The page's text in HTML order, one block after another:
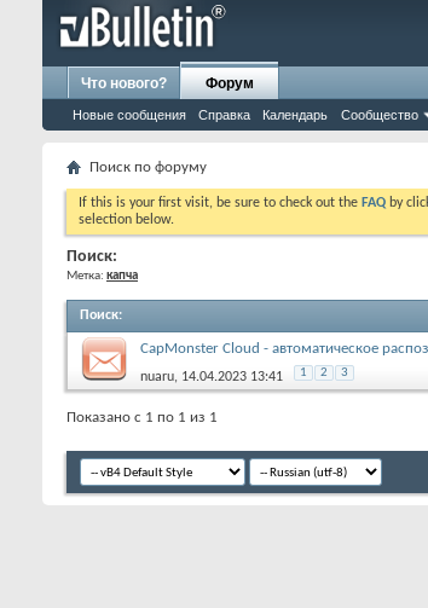
Что нового? Форум
Новые сообщения Справка Календарь Сообщество
Поиск по форуму
If this is your first visit, be sure to check out the FAQ by
selection below.
Поиск:
Метка: капча
Поиск:
CapMonster Cloud - автоматическое
nuaru, 14.04.2023 13:41 1 2 3
Показано с 1 по 1 из 1